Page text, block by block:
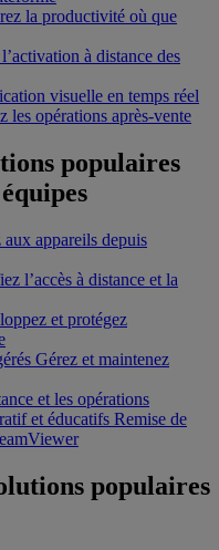
la productivité où que
à distance des
visuelle en temps réel
les opérations après-vente
populaires
aux appareils depuis
l’accès à distance et la
et protégez
Gérez et maintenez
et les opérations
et éducatifs Remise de
populaires